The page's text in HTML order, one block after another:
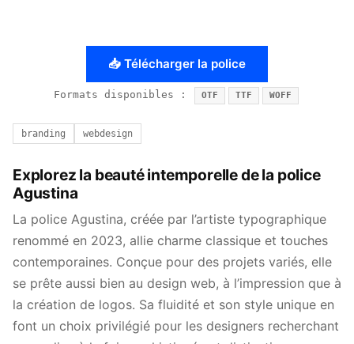
📥 Télécharger la police
Formats disponibles : OTF TTF WOFF
branding webdesign
Explorez la beauté intemporelle de la police
Agustina
La police Agustina, créée par l’artiste typographique
renommé en 2023, allie charme classique et touches
contemporaines. Conçue pour des projets variés, elle
se prête aussi bien au design web, à l’impression que à
la création de logos. Sa fluidité et son style unique en
font un choix privilégié pour les designers recherchant